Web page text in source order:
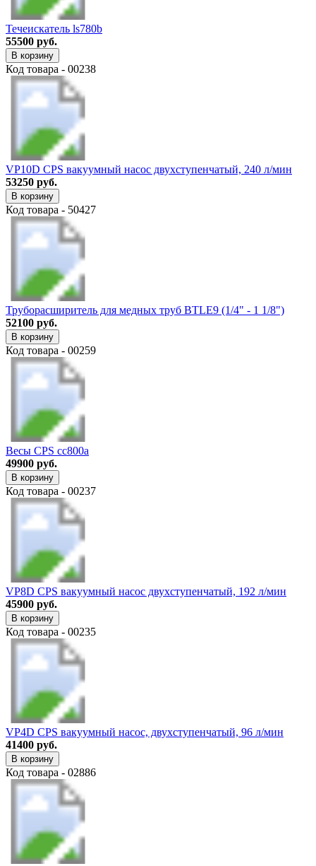
Течеискатель ls780b
55500 руб.
В корзину
Код товара - 00238
VP10D CPS вакуумный насос двухступенчатый, 240 л/мин
53250 руб.
В корзину
Код товара - 50427
Труборасширитель для медных труб BTLE9 (1/4" - 1 1/8")
52100 руб.
В корзину
Код товара - 00259
Весы CPS cc800a
49900 руб.
В корзину
Код товара - 00237
VP8D CPS вакуумный насос двухступенчатый, 192 л/мин
45900 руб.
В корзину
Код товара - 00235
VP4D CPS вакуумный насос, двухступенчатый, 96 л/мин
41400 руб.
В корзину
Код товара - 02886